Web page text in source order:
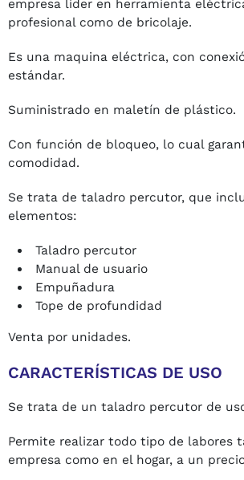
empresa líder en herramienta
profesional como de bricolaje.
Es una maquina eléctrica, con
estándar.
Suministrado en maletín de plástico.
Con función de bloqueo, lo cual
comodidad.
Se trata de taladro percutor, que
elementos:
Taladro percutor
Manual de usuario
Empuñadura
Tope de profundidad
Venta por unidades.
CARACTERÍSTICAS DE USO
Se trata de un taladro percutor de
Permite realizar todo tipo de labores
empresa como en el hogar, a un